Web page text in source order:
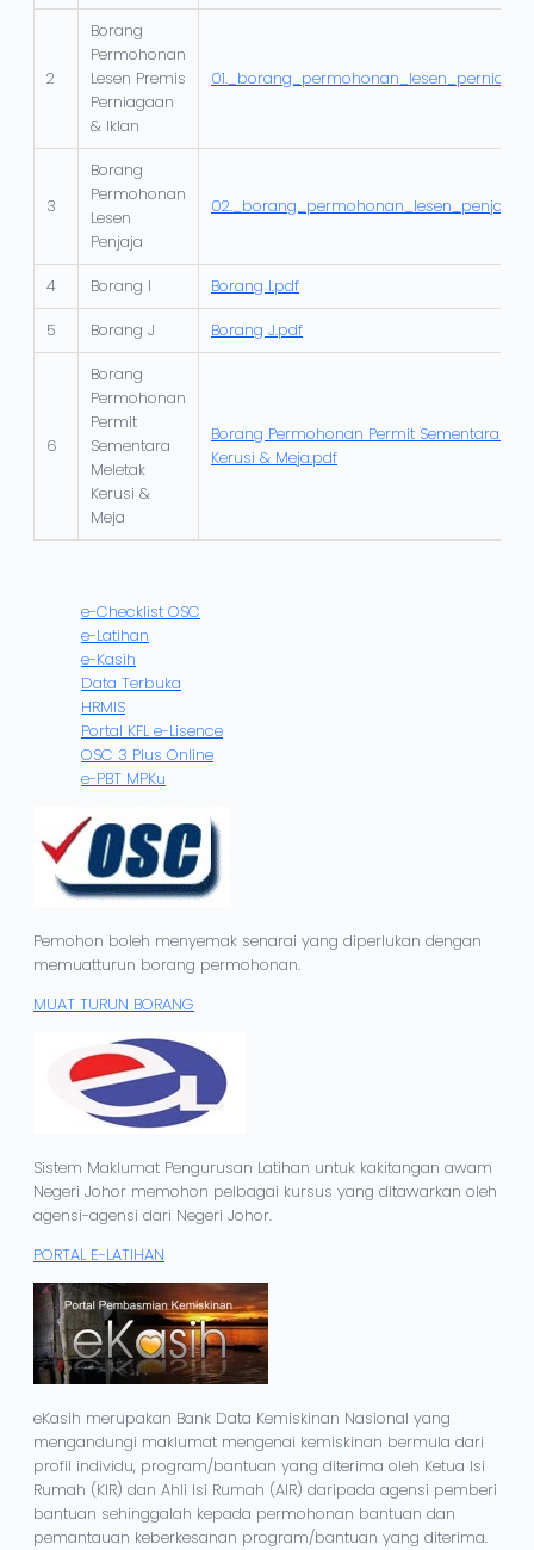
2
Borang
Permohonan
Lesen Premis
Perniagaan
& Iklan
3
Borang
Permohonan
Lesen
Penjaja
4 Borang I
Borang I.pdf
5
Borang J Borang J.pdf
6
Borang
Permohonan
Permit
Sementara
Meletak
Kerusi &
Meja
Borang Permohonan Permit Sementara
Kerusi & Meja.pdf
e-Checklist OSC
e-Latihan
e-Kasih
Data Terbuka
HRMIS
Portal KFL e-Lisence
OSC 3 Plus Online
e-PBT MPKu
Pemohon boleh menyemak senarai yang diperlukan dengan
memuatturun borang permohonan.
MUAT TURUN BORANG
Sistem Maklumat Pengurusan Latihan untuk kakitangan awam
Negeri Johor memohon pelbagai kursus yang ditawarkan oleh
agensi-agensi dari Negeri Johor.
PORTAL E-LATIHAN
eKasih merupakan Bank Data Kemiskinan Nasional yang
mengandungi maklumat mengenai kemiskinan bermula dari
profil individu, program/bantuan yang diterima oleh Ketua Isi
Rumah (KIR) dan Ahli Isi Rumah (AIR) daripada agensi pemberi
bantuan sehinggalah kepada permohonan bantuan dan
pemantauan keberkesanan program/bantuan yang diterima.